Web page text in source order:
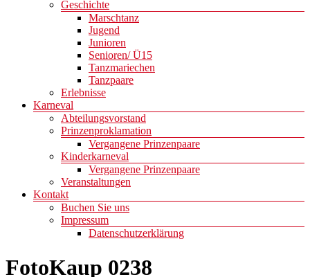
Geschichte
Marschtanz
Jugend
Junioren
Senioren/ Ü15
Tanzmariechen
Tanzpaare
Erlebnisse
Karneval
Abteilungsvorstand
Prinzenproklamation
Vergangene Prinzenpaare
Kinderkarneval
Vergangene Prinzenpaare
Veranstaltungen
Kontakt
Buchen Sie uns
Impressum
Datenschutzerklärung
FotoKaup 0238